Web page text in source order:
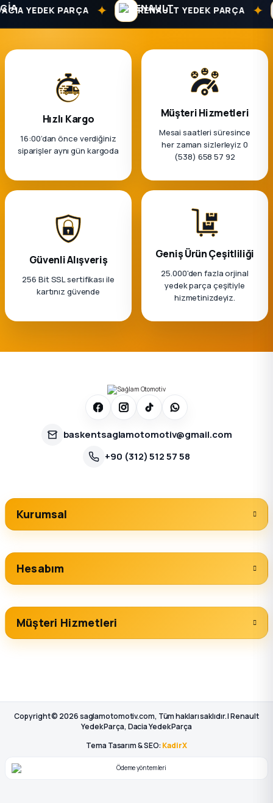
YEDEK PARÇA ✦ RENAULT YEDEK PARÇA ✦
Hızlı Kargo
16:00’dan önce verdiğiniz
siparişler aynı gün kargoda
Müşteri Hizmetleri
Mesai saatleri süresince
her zaman sizlerleyiz 0
(538) 658 57 92
Güvenli Alışveriş
256 Bit SSL sertifikası ile
kartınız güvende
Geniş Ürün Çeşitliliği
25.000'den fazla orjinal
yedek parça çeşitiyle
hizmetinizdeyiz.
baskentsaglamotomotiv@gmail.com
+90 (312) 512 57 58
Kurumsal
Hesabım
Müşteri Hizmetleri
Copyright © 2026 saglamotomotiv.com, Tüm hakları saklıdır. | Renault
Yedek Parça, Dacia Yedek Parça
Tema Tasarım & SEO: KadirX